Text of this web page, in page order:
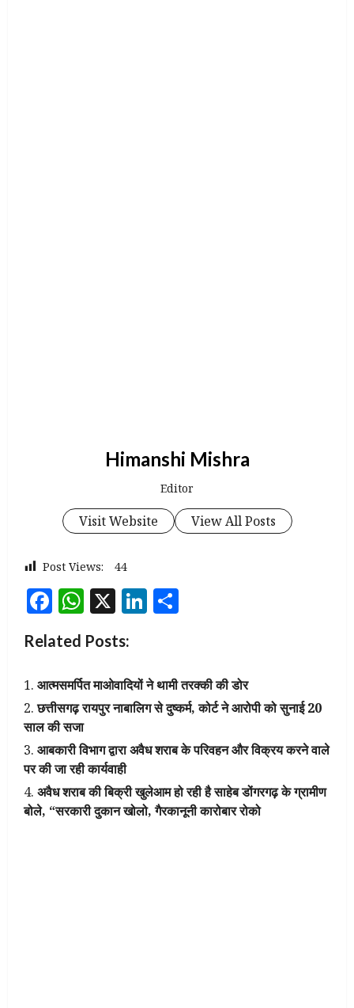
Himanshi Mishra
Editor
Visit Website View All Posts
Post Views: 44
Facebook
WhatsApp
X LinkedIn
Related Posts:
आत्मसमर्पित माओवादियों ने थामी तरक्की की डोर
छत्तीसगढ़ रायपुर नाबालिग से दुष्कर्म, कोर्ट ने आरोपी को सुनाई 20
साल की सजा
आबकारी विभाग द्वारा अवैध शराब के परिवहन और विक्रय करने वाले
पर की जा रही कार्यवाही
अवैध शराब की बिक्री खुलेआम हो रही है साहेब डोंगरगढ़ के ग्रामीण
बोले, “सरकारी दुकान खोलो, गैरकानूनी कारोबार रोको